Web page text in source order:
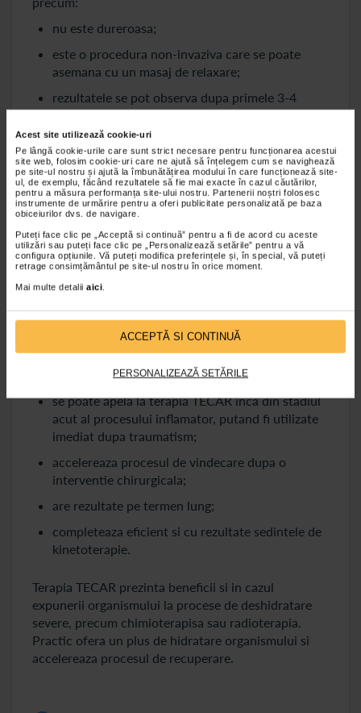
Acest site utilizează cookie-uri
Pe lângă cookie-urile care sunt strict necesare pentru funcționarea acestui
site web, folosim cookie-uri care ne ajută să înțelegem cum se navighează
pe site-ul nostru și ajută la îmbunătățirea modului în care funcționează site-
ul, de exemplu, făcând rezultatele să fie mai exacte în cazul căutărilor,
pentru a măsura performanța site-ului nostru. Partenerii noștri folosesc
instrumente de urmărire pentru a oferi publicitate personalizată pe baza
obiceiurilor dvs. de navigare.
Puteți face clic pe „Acceptă si continuă” pentru a fi de acord cu aceste
utilizări sau puteți face clic pe „Personalizează setările” pentru a vă
configura opțiunile. Vă puteți modifica preferințele și, în special, vă puteți
retrage consimțământul pe site-ul nostru în orice moment.
Mai multe detalii aici.
ACCEPTĂ SI CONTINUĂ
PERSONALIZEAZĂ SETĂRILE
nu este dureroasa;
este o procedura non-invaziva care se poate
asemana cu un masaj de relaxare;
rezultatele se pot observa dupa primele 3-4
sedinte;
scade durerea (prin favorizarea eliberarii de
cortizol si endorfine);
reducerea edemului;
diminuarea inflamatiei;
relaxarea musculaturii;
stimularea regenerarii tesuturilor;
reducerea timpului de recuperare motorie;
sedintele de terapie TECAR se pot efectua si in
zona cervicala;
terapiile sunt personalizabile in functie de
nevoile pacientului;
se poate apela la terapia TECAR inca din stadiul
acut al procesului inflamator, putand fi utilizate
imediat dupa traumatism;
accelereaza procesul de vindecare dupa o
interventie chirurgicala;
are rezultate pe termen lung;
completeaza eficient si cu rezultate sedintele de
kinetoterapie.
Terapia TECAR prezinta beneficii si in cazul
expunerii organismului la procese de deshidratare
severe, precum chimioterapisa sau radioterapia.
Practic ofera un plus de hidratare organismului si
accelereaza procesul de recuperare.